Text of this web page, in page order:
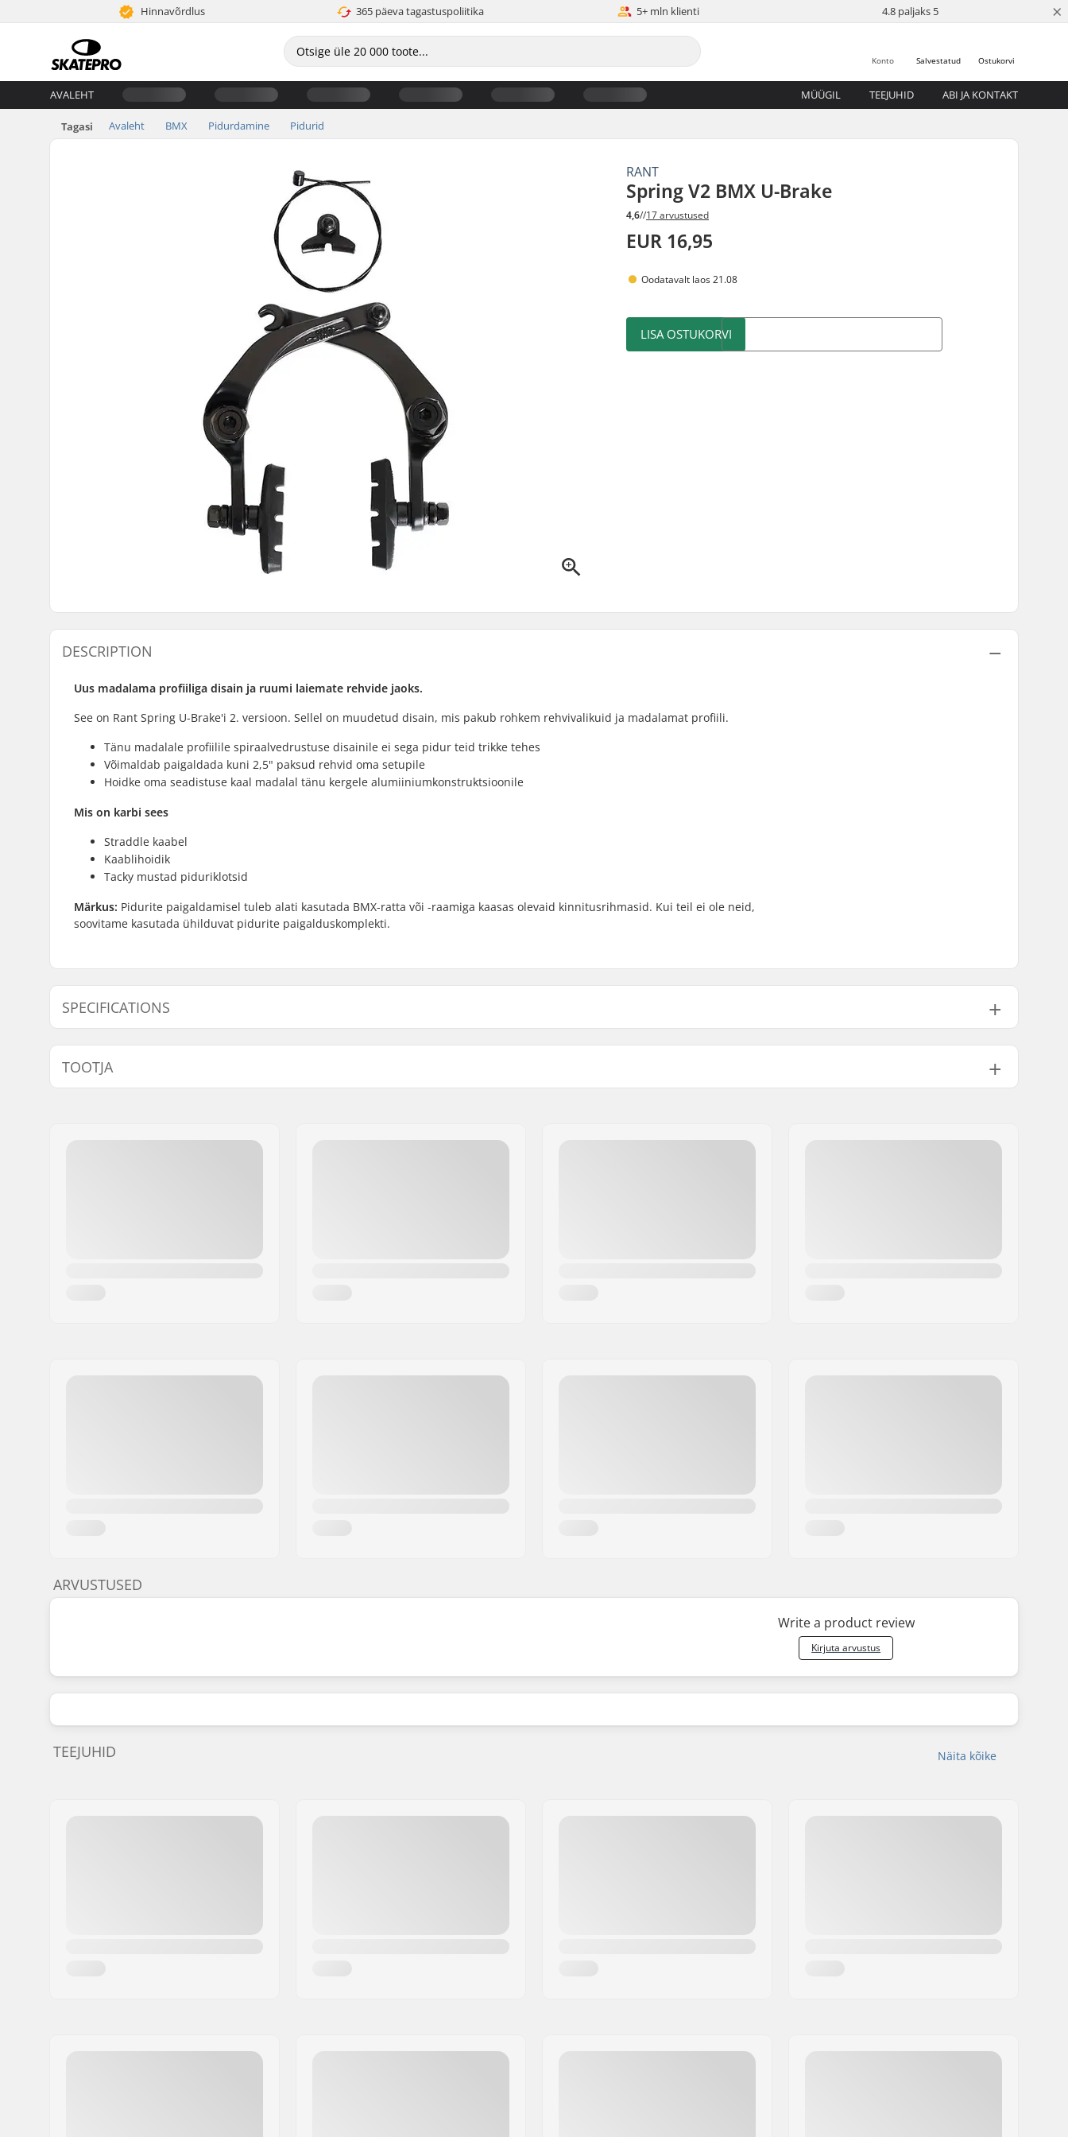
Hinnavõrdlus 365 päeva tagastuspoliitika 5+ mln klienti 4.8 paljaks 5 ×
Ostukorvi
Salvestatud
Konto
AVALEHT MÜÜGIL TEEJUHID ABI JA KONTAKT
Tagasi Avaleht BMX Pidurdamine Pidurid
RANT
Spring V2 BMX U-Brake
4,6//17 arvustused
EUR 16,95
Oodatavalt laos 21.08
LISA OSTUKORVI
DESCRIPTION
Uus madalama profiiliga disain ja ruumi laiemate rehvide jaoks.
See on Rant Spring U-Brake'i 2. versioon. Sellel on muudetud disain, mis pakub rohkem rehvivalikuid ja madalamat profiili.
Tänu madalale profiilile spiraalvedrustuse disainile ei sega pidur teid trikke tehes
Võimaldab paigaldada kuni 2,5" paksud rehvid oma setupile
Hoidke oma seadistuse kaal madalal tänu kergele alumiiniumkonstruktsioonile
Mis on karbi sees
Straddle kaabel
Kaablihoidik
Tacky mustad piduriklotsid
Märkus: Pidurite paigaldamisel tuleb alati kasutada BMX-ratta või -raamiga kaasas olevaid kinnitusrihmasid. Kui teil ei ole neid,
soovitame kasutada ühilduvat pidurite paigalduskomplekti.
SPECIFICATIONS
BMX Brake: Rear Kaal: 159g
TOOTJA
ARVUSTUSED
Write a product review
Kirjuta arvustus
Näita kõike
TEEJUHID